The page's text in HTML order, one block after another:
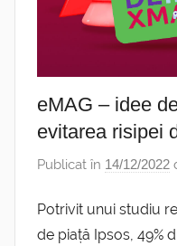
eMAG – idee
evitarea risipei
Publicat în 14/12/2022
Potrivit unui studiu
de piață Ipsos, 49%